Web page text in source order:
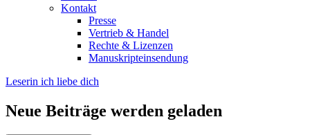
Kontakt
Presse
Vertrieb & Handel
Rechte & Lizenzen
Manuskripteinsendung
Leserin ich liebe dich
Neue Beiträge werden geladen